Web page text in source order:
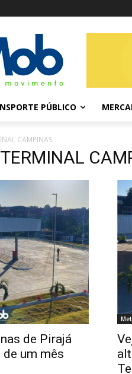
PÚBLICO
CAMPINAS
de Pirajá
um mês